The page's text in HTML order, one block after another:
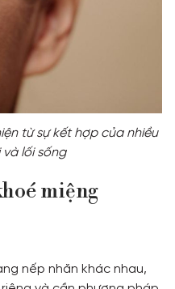
từ sự kết hợp của nhiều
lối sống
miệng
nếp nhăn khác nhau,